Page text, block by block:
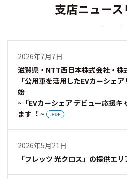
支店ニュー
2026年7月7日
滋賀県・NTT西日本株式会社・株
「公用車を活用したEVカーシェ
始
~「EVカーシェア デビュー応援キ
ます︕ ~
2026年5月21日
「フレッツ 光クロス」の提供エ